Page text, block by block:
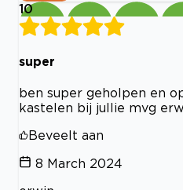
10
super
ben super geholpen en
kastelen bij jullie mvg
Beveelt aan
8 March 2024